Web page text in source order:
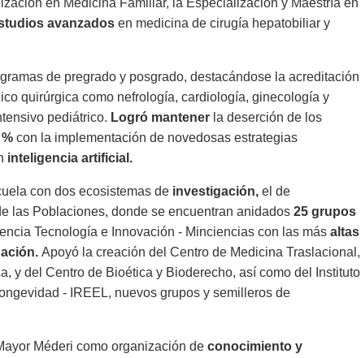
avanzados en medicina de cirugía hepatobiliar y
de pregrado y posgrado, destacándose la acreditación
quirúrgica como nefrología, cardiología, ginecología y
pediátrico. Logró mantener la deserción de los
con la implementación de novedosas estrategias
inteligencia artificial.
con dos ecosistemas de investigación, el de
las Poblaciones, donde se encuentran anidados 25 grupos
Tecnología e Innovación - Minciencias con las más altas
Apoyó la creación del Centro de Medicina Traslacional,
y del Centro de Bioética y Bioderecho, así como del Instituto
- IREEL, nuevos grupos y semilleros de
Méderi como organización de conocimiento y